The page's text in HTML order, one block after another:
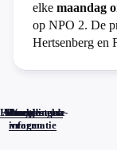
elke maandag
op NPO 2. De
Hertsenberg en
Home
Actueel
Uitzendingen
Reacties
Programma-
informatie
Veelgestelde
vragen